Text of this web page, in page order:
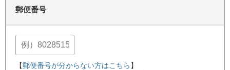
郵便番号
【郵便番号が分からない方はこちら 】